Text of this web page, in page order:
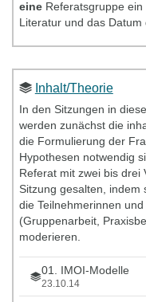
eineReferatsgruppe ein
Literatur und das Datum
Inhalt/Theorie
In den Sitzungen in
werden zunächst die
die Formulierung der
Hypothesen notwendig
Referat mit zwei bis drei
Sitzung gesalten, indem
die Teilnehmerinnen
(Gruppenarbeit,
moderieren.
01. IMOI-Modelle
23.10.14